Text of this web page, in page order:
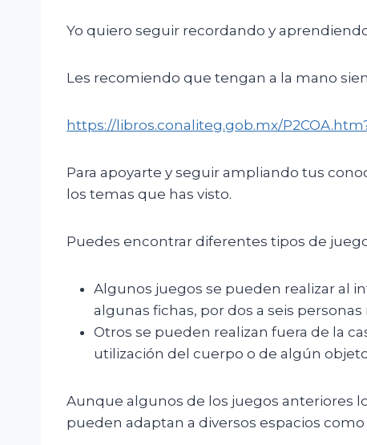
Yo quiero seguir recordando y
Les recomiendo que tengan a la mano
https://libros.conaliteg.gob.mx/
Para apoyarte y seguir ampliando tus
los temas que has visto.
Puedes encontrar diferentes tipos de
Algunos juegos se pueden realizar al
algunas fichas, por dos a seis
Otros se pueden realizan fuera de la
utilización del cuerpo o de algún
Aunque algunos de los juegos anteriores
pueden adaptan a diversos espacios